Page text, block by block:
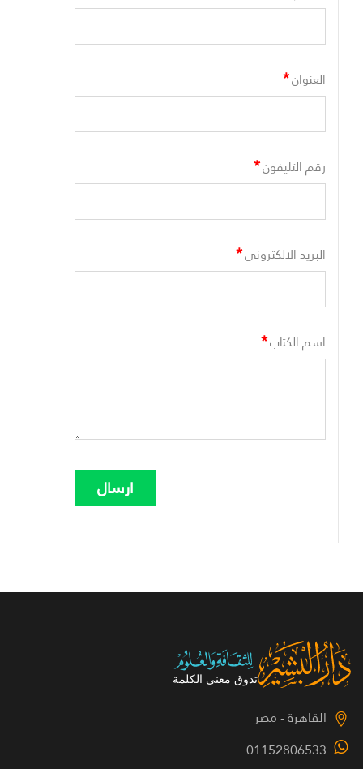
العنوان*
رقم التليفون*
البريد الالكترونى*
اسم الكتاب*
القاهرة - مصر
01152806533